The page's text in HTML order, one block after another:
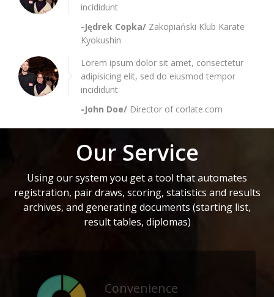
incididunt
-Jędrek Copka/ Zakopiański Klub Karate
Kyokushin
Lorem ipsum dolor sit amet, consectetur
adipisicing elit, sed do eiusmod tempor
incididunt
-John Doe/ Director of corlate.com
Our Service
Using our system you get a tool that automates
registration, pair draws, scoring, statistics and results
archives, and generating documents (starting list,
result tables, diplomas)
Convenience